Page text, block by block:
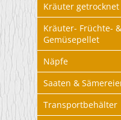
Kräuter getrocknet
Kräuter- Früchte- &
Gemüsepellet
Näpfe
Saaten &
Transportbehälter